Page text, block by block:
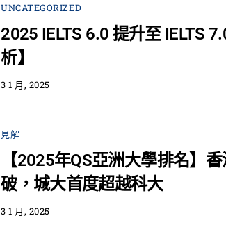
UNCATEGORIZED
2025 IELTS 6.0 提升至 IELTS
析】
3 1 月, 2025
見解
【2025年QS亞洲大學排名】
破，城大首度超越科大
3 1 月, 2025